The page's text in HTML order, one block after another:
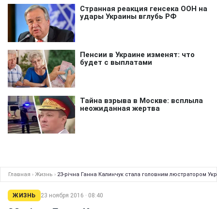
Главная › Жизнь › 23-річна Ганна Калинчук стала головним люстратором
ЖИЗНЬ 23 ноября 2016 · 08:40